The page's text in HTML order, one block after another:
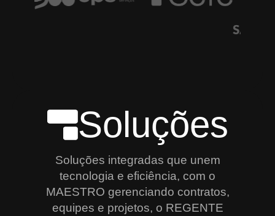
Soluções
Soluções integradas que unem
tecnologia e eficiência, com o
MAESTRO gerenciando contratos,
equipes e projetos, o REGENTE